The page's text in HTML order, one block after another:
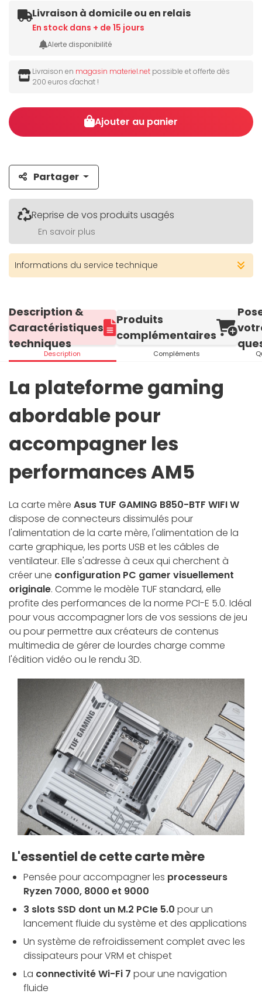
Livraison à domicile ou en relais
En stock dans + de 15 jours
Alerte disponibilité
Livraison en magasin materiel.net possible et offerte dès
200 euros d'achat !
Ajouter au panier
Partager
Reprise de vos produits usagés
En savoir plus
Informations du service technique
Description &
Caractéristiques
techniques
Description
Produits
complémentaires
Compléments
La plateforme gaming
abordable pour
accompagner les
performances AM5
La carte mère Asus TUF GAMING B850-BTF WIFI W
dispose de connecteurs dissimulés pour
l'alimentation de la carte mère, l'alimentation de la
carte graphique, les ports USB et les câbles de
ventilateur. Elle s'adresse à ceux qui cherchent à
créer une configuration PC gamer visuellement
originale. Comme le modèle TUF standard, elle
profite des performances de la norme PCI-E 5.0. Idéal
pour vous accompagner lors de vos sessions de jeu
ou pour permettre aux créateurs de contenus
multimedia de gérer de lourdes charge comme
l'édition vidéo ou le rendu 3D.
L'essentiel de cette carte mère
Pensée pour accompagner les processeurs
Ryzen 7000, 8000 et 9000
3 slots SSD dont un M.2 PCIe 5.0 pour un
lancement fluide du système et des applications
Un système de refroidissement complet avec les
dissipateurs pour VRM et chispet
La connectivité Wi-Fi 7 pour une navigation
fluide